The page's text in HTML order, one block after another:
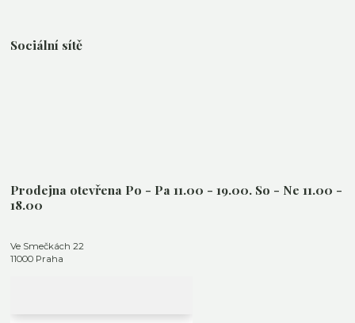
Sociální sítě
Prodejna otevřena Po - Pa 11.00 - 19.00. So - Ne 11.00 -
18.00
Ve Smečkách 22
11000 Praha